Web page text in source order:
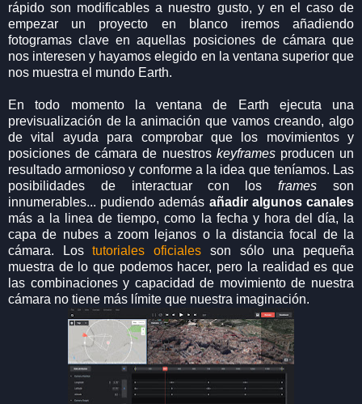
rápido son modificables a nuestro gusto, y en el caso de
empezar un proyecto en blanco iremos añadiendo
fotogramas clave en aquellas posiciones de cámara que
nos interesen y hayamos elegido en la ventana superior que
nos muestra el mundo Earth.
En todo momento la ventana de Earth ejecuta una
previsualización de la animación que vamos creando, algo
de vital ayuda para comprobar que los movimientos y
posiciones de cámara de nuestros keyframesproducen un
resultado armonioso y conforme a la idea que teníamos. Las
posibilidades de interactuar con losframes son
innumerables... pudiendo además añadir algunos canales
más a la linea de tiempo, como la fecha y hora del día, la
capa de nubes a zoom lejanos o la distancia focal de la
cámara. Lostutoriales oficiales son sólo una pequeña
muestra de lo que podemos hacer, pero la realidad es que
las combinaciones y capacidad de movimiento de nuestra
cámara no tiene más límite que nuestra imaginación.